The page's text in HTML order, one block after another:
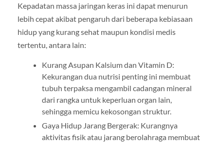
Kepadatan massa jaringan keras ini dapat menurun
lebih cepat akibat pengaruh dari beberapa kebiasaan
hidup yang kurang sehat maupun kondisi medis
tertentu, antara lain:
Kurang Asupan Kalsium dan Vitamin D:
Kekurangan dua nutrisi penting ini membuat
tubuh terpaksa mengambil cadangan mineral
dari rangka untuk keperluan organ lain,
sehingga memicu kekosongan struktur.
Gaya Hidup Jarang Bergerak: Kurangnya
aktivitas fisik atau jarang berolahraga membuat